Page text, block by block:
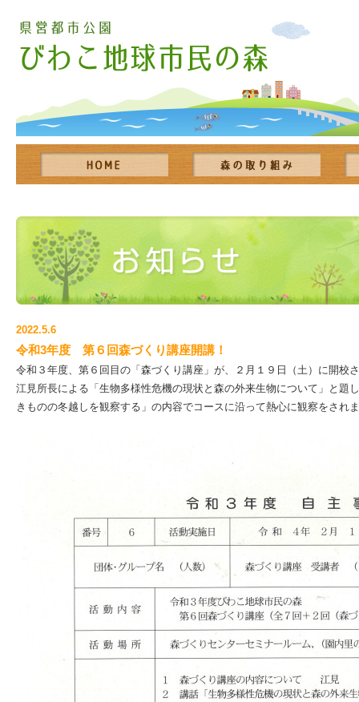
2022.5.6
令和3年度 第６回森づくり講座開講！
令和３年度、第６回目の「森づくり講座」が、２月１９日（土）に開校
江見所長による「生物多様性危機の現状と森の外来生物について」と題
きものの冬越しを観察する」の内容でコースに沿って熱心に観察をされ